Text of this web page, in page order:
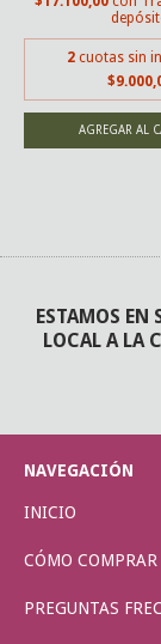
2 cuotas sin
ESTAMOS EN
LOCAL A LA
NAVEGACIÓN
INICIO
CÓMO COMPRAR
PREGUNTAS